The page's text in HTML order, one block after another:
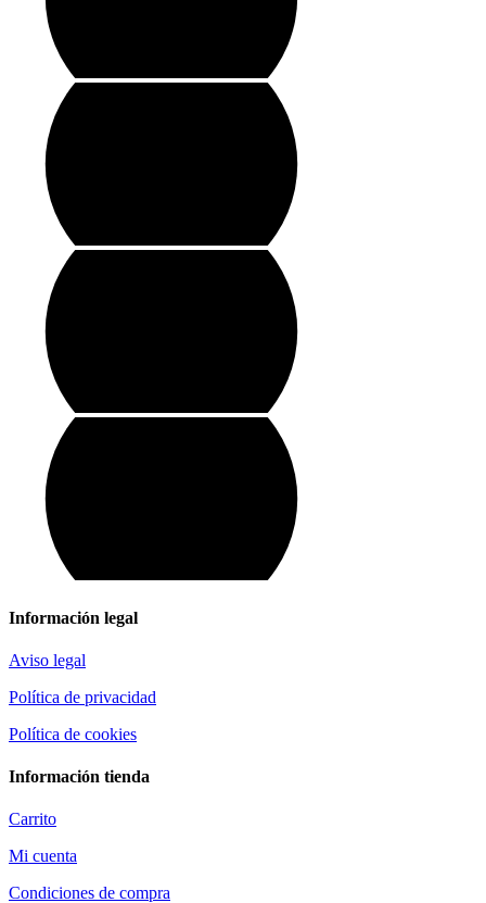
Información legal
Aviso legal
Política de privacidad
Política de cookies
Información tienda
Carrito
Mi cuenta
Condiciones de compra